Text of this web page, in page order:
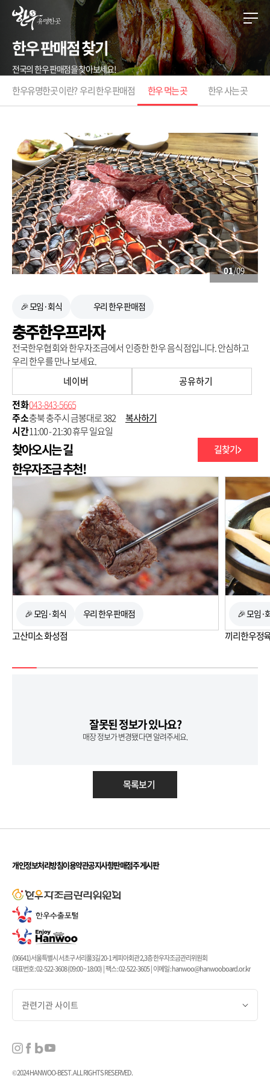
한우 판매점 찾기
전국의 한우 판매점을 찾아보세요!
한우유명한곳 이란? 우리 한우 판매점 한우 먹는 곳 한우 사는 곳
01/09
🎉 모임·회식 우리 한우 판매점
충주한우프라자
전국한우협회와 한우자조금에서 인증한 한우 음식점입니다. 안심하고
우리 한우를 만나 보세요.
네이버
공유하기
전화043-843-5665
주소충북 충주시 금봉대로 382
복사하기
시간11:00 - 21:30 휴무 일요일
찾아오시는 길 길찾기
250m
한우자조금 추천!
🎉 모임·회식 우리 한우 판매점
고산미소 화성점
🎉 모임·
끼리한우정
잘못된 정보가 있나요?
매장 정보가 변경됐다면 알려주세요.
목록보기
개인정보처리방침이용약관공지사항판매점주 게시판
(06641)서울특별시 서초구 서리풀3길 20-1 케피아회관 2,3층 한우자조금관리위원회
대표번호 : 02-522-3608 (09:00 ~ 18:00) | 팩스 : 02-522-3605 | 이메일 : hanwoo@hanwooboard.or.kr
관련기관 사이트
© 2024 HANWOO-BEST. ALL RIGHTS RESERVED.